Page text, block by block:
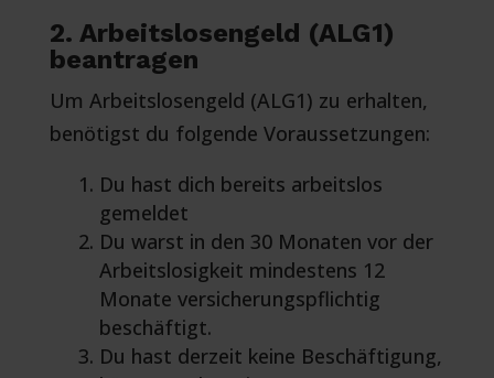
2. Arbeitslosengeld (ALG1)
beantragen
Um Arbeitslosengeld (ALG1) zu erhalten,
benötigst du folgende Voraussetzungen:
Du hast dich bereits arbeitslos
gemeldet
Du warst in den 30 Monaten vor der
Arbeitslosigkeit mindestens 12
Monate versicherungspflichtig
beschäftigt.
Du hast derzeit keine Beschäftigung,